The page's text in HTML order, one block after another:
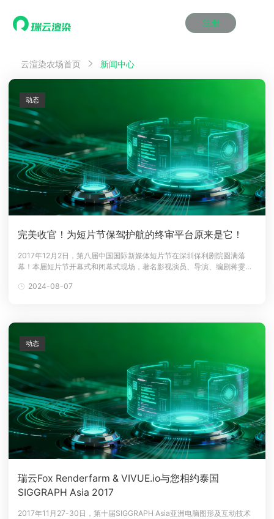
注册
效果图渲染
云渲染管理系统
瑞兔百宝箱
AI视频插帧
效果图渲染
云渲染管理系统
瑞兔百宝箱
AI视频插帧
效果图渲染
云渲染管理系统
瑞兔百宝箱
AI视频插帧
效果图渲染
云渲染管理系统
瑞兔百宝箱
AI视频插帧
效果图渲染
云渲染管理系统
瑞兔百宝箱
AI视频插帧
效果图渲染
云渲染管理系统
瑞兔百宝箱
AI视频插帧
解决方案
Maya云渲染方案
3ds Max云渲染方案
Cinema 4D云渲染方案
Blender 云渲染方案
Maya AI渲染方案
Maya云渲染方案
3ds Max云渲染方案
Cinema 4D云渲染方案
Blender 云渲染方案
Maya AI渲染方案
Maya云渲染方案
3ds Max云渲染方案
Cinema 4D云渲染方案
Blender 云渲染方案
Maya AI渲染方案
Maya云渲染方案
3ds Max云渲染方案
Cinema 4D云渲染方案
Blender 云渲染方案
Maya AI渲染方案
Maya云渲染方案
3ds Max云渲染方案
Cinema 4D云渲染方案
Blender 云渲染方案
Maya AI渲染方案
Maya云渲染方案
3ds Max云渲染方案
Cinema 4D云渲染方案
Blender 云渲染方案
Maya AI渲染方案
价格
动画价格
效果图价格
云制作价格
动画价格
效果图价格
云制作价格
动画价格
效果图价格
云制作价格
动画价格
效果图价格
云制作价格
动画价格
效果图价格
云制作价格
动画价格
效果图价格
云制作价格
案例
资讯&赛事
新闻资讯
渲染百科
渲染大赛
泛CG交流会
新闻资讯
渲染百科
渲染大赛
泛CG交流会
新闻资讯
渲染百科
渲染大赛
泛CG交流会
新闻资讯
渲染百科
渲染大赛
泛CG交流会
新闻资讯
渲染百科
渲染大赛
泛CG交流会
新闻资讯
渲染百科
渲染大赛
泛CG交流会
特惠专区
教育优惠
教育优惠
教育优惠
教育优惠
教育优惠
教育优惠
关于我们
下载
登录
云渲染农场首页 新闻中心
完美收官！为短片节保驾护航的终审平台原来是它！
2017年12月2日，第八届中国国际新媒体短片节在深圳保利剧院圆满落
幕！本届短片节开幕式和闭幕式现场，著名影视演员、导演、编剧蒋雯
影评人、香港浸会大学电影学院总监卓伯棠，西班牙知名编剧、制片人伊
2024-08-07
动态
瑞云Fox Renderfarm & VIVUE.io与您相约泰国
SIGGRAPH Asia 2017
2017年11月27-30日，第十届SIGGRAPH Asia亚洲电脑图形及互动技术
动态